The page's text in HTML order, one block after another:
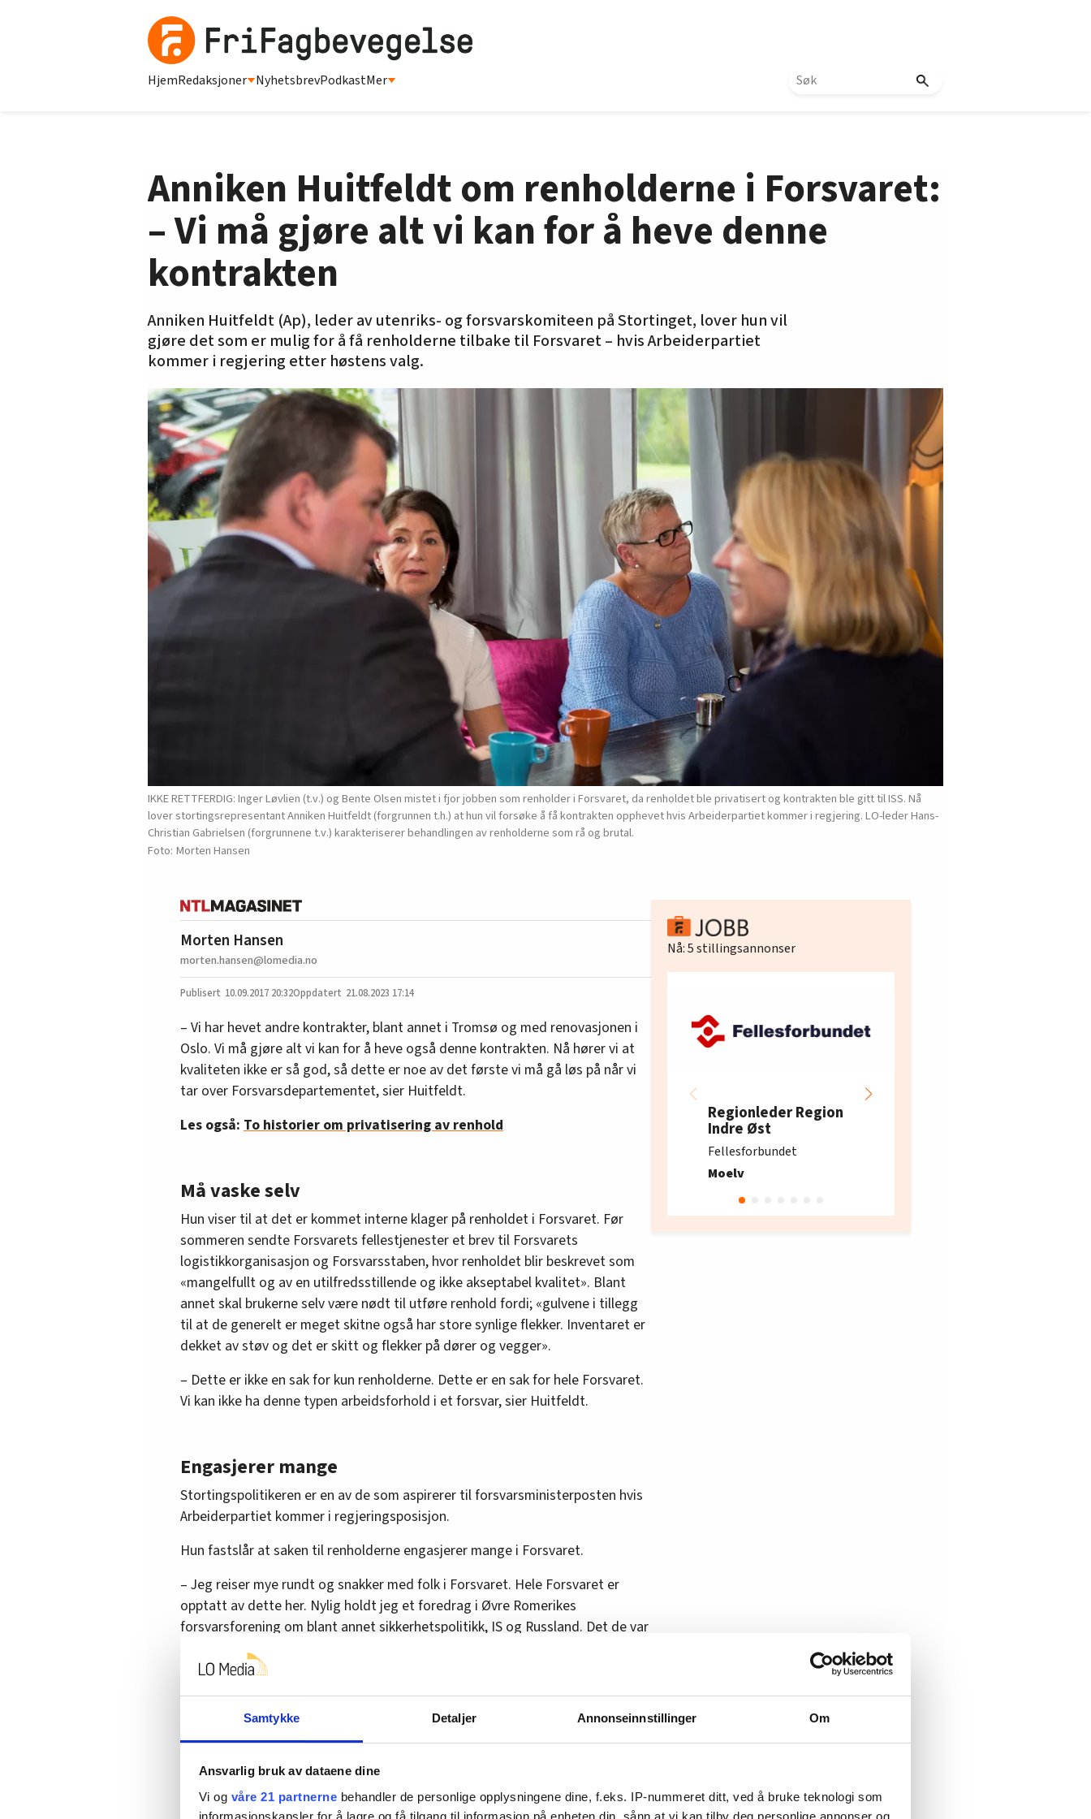
Samtykke Detaljer Annonseinnstillinger Om
Ansvarlig bruk av dataene dine
Vi og våre 21 partnerne behandler de personlige opplysningene dine, f.eks. IP-nummeret ditt, ved å bruke teknologi som
informasjonskapsler for å lagre og få tilgang til informasjon på enheten din, sånn at vi kan tilby deg personlige annonser og
HjemRedaksjoner NyhetsbrevPodkastMer
Anniken Huitfeldt om renholderne i Forsvaret:
– Vi må gjøre alt vi kan for å heve denne
kontrakten
Anniken Huitfeldt (Ap), leder av utenriks- og forsvarskomiteen på Stortinget, lover hun vil
gjøre det som er mulig for å få renholderne tilbake til Forsvaret – hvis Arbeiderpartiet
kommer i regjering etter høstens valg.
IKKE RETTFERDIG: Inger Løvlien (t.v.) og Bente Olsen mistet i fjor jobben som renholder i Forsvaret, da renholdet ble privatisert og kontrakten ble gitt til ISS. Nå
lover stortingsrepresentant Anniken Huitfeldt (forgrunnen t.h.) at hun vil forsøke å få kontrakten opphevet hvis Arbeiderpartiet kommer i regjering. LO-leder Hans-
Christian Gabrielsen (forgrunnene t.v.) karakteriserer behandlingen av renholderne som rå og brutal.
Morten Hansen
Morten Hansen
morten.hansen@lomedia.no
10.09.2017 20:32 21.08.2023 17:14
– Vi har hevet andre kontrakter, blant annet i Tromsø og med renovasjonen i
Oslo. Vi må gjøre alt vi kan for å heve også denne kontrakten. Nå hører vi at
kvaliteten ikke er så god, så dette er noe av det første vi må gå løs på når vi
tar over Forsvarsdepartementet, sier Huitfeldt.
Les også: To historier om privatisering av renhold
Må vaske selv
Hun viser til at det er kommet interne klager på renholdet i Forsvaret. Før
sommeren sendte Forsvarets fellestjenester et brev til Forsvarets
logistikkorganisasjon og Forsvarsstaben, hvor renholdet blir beskrevet som
«mangelfullt og av en utilfredsstillende og ikke akseptabel kvalitet». Blant
annet skal brukerne selv være nødt til utføre renhold fordi; «gulvene i tillegg
til at de generelt er meget skitne også har store synlige flekker. Inventaret er
dekket av støv og det er skitt og flekker på dører og vegger».
– Dette er ikke en sak for kun renholderne. Dette er en sak for hele Forsvaret.
Vi kan ikke ha denne typen arbeidsforhold i et forsvar, sier Huitfeldt.
Engasjerer mange
Stortingspolitikeren er en av de som aspirerer til forsvarsministerposten hvis
Arbeiderpartiet kommer i regjeringsposisjon.
Hun fastslår at saken til renholderne engasjerer mange i Forsvaret.
– Jeg reiser mye rundt og snakker med folk i Forsvaret. Hele Forsvaret er
opptatt av dette her. Nylig holdt jeg et foredrag i Øvre Romerikes
forsvarsforening om blant annet sikkerhetspolitikk, IS og Russland. Det de var
mest opptatt av på slutten, og som de ga meg trampeklapp for, var da jeg
snakket om renholderen som mistet pensjonen sin, forteller Huitfeldt.
Blir opprørt
En snau uke før valgdagen, møtte Huitfeldt to av renholderne som nå har
mistet jobben. Begge får redusert pensjonen med rundt én million kroner. Det
opprører stortingspolitikeren.
Nå:5stillingsannonser
Regionleder Region
Indre Øst
Fellesforbundet
Moelv